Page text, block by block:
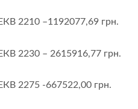
2210 –1192077,69 грн.
2230 – 2615916,77 грн.
2275 -667522,00 грн.